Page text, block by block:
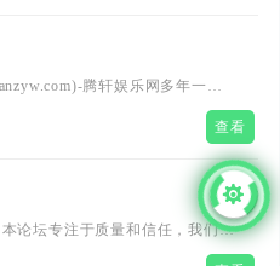
腾轩娱乐网多年一直
娱乐、软件、游戏辅助、热门活
分享网络技术资源，努力为各位网
查看
论坛专注于质量和信任，我们建
游戏社区。实际上，我们为您提